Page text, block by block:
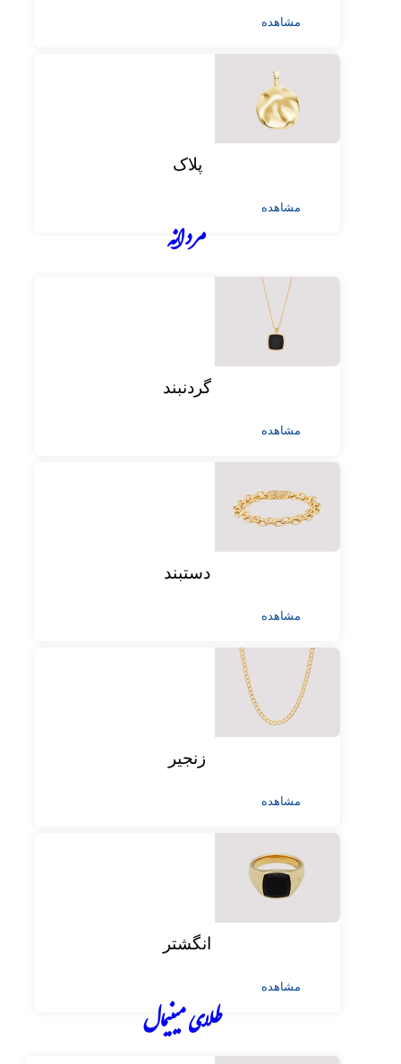
مشاهده
پلاک
مشاهده
مردانه
گردنبند
مشاهده
دستبند
مشاهده
زنجیر
مشاهده
انگشتر
مشاهده
طلای مینیمال